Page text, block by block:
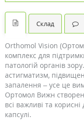
Склад
Orthomol Vision
комплекс для
патологій органів
астигматизм,
запалення – усе це
Ортомол Вижн
всі важливі та
капсулі.